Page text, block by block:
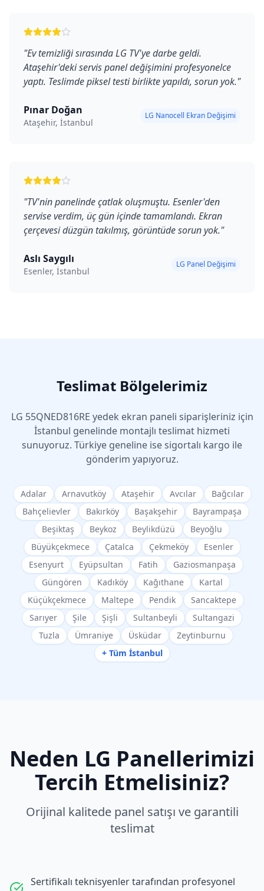
"Ev temizliği sırasında LG TV'ye darbe geldi.
Ataşehir'deki servis panel değişimini profesyonelce
yaptı. Teslimde piksel testi birlikte yapıldı, sorun yok."
Pınar Doğan
Ataşehir, İstanbul
LG Nanocell Ekran Değişimi
"TV'nin panelinde çatlak oluşmuştu. Esenler'den
servise verdim, üç gün içinde tamamlandı. Ekran
çerçevesi düzgün takılmış, görüntüde sorun yok."
Aslı Saygılı
Esenler, İstanbul
LG Panel Değişimi
Teslimat Bölgelerimiz
LG 55QNED816RE yedek ekran paneli siparişleriniz için
İstanbul genelinde montajlı teslimat hizmeti
sunuyoruz. Türkiye geneline ise sigortalı kargo ile
gönderim yapıyoruz.
Adalar Arnavutköy Ataşehir Avcılar
Bağcılar
Bahçelievler
Bakırköy Başakşehir
Bayrampaşa
Beşiktaş
Beykoz Beylikdüzü
Beyoğlu
Büyükçekmece
Çatalca Çekmeköy
Esenler
Esenyurt
Eyüpsultan Fatih
Gaziosmanpaşa
Güngören
Kadıköy Kağıthane
Kartal
Küçükçekmece
Maltepe Pendik
Sancaktepe
Sarıyer
Şile Şişli Sultanbeyli
Sultangazi
Tuzla
Ümraniye Üsküdar
Zeytinburnu
+ Tüm İstanbul
Neden LG Panellerimizi
Tercih Etmelisiniz?
Orijinal kalitede panel satışı ve garantili
teslimat
Sertifikalı teknisyenler tarafından profesyonel